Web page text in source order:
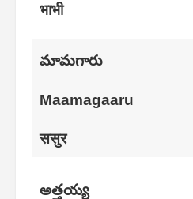
भाभी
మామగారు
Maamagaaru
ससुर
అత్తయ్య